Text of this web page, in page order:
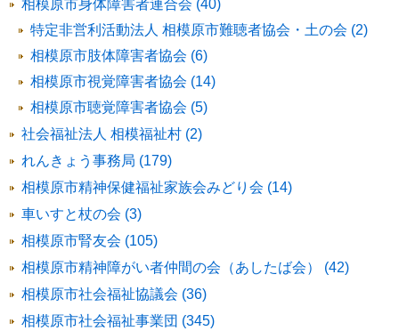
相模原市身体障害者連合会 (40)
特定非営利活動法人 相模原市難聴者協会・土の会 (2)
相模原市肢体障害者協会 (6)
相模原市視覚障害者協会 (14)
相模原市聴覚障害者協会 (5)
社会福祉法人 相模福祉村 (2)
れんきょう事務局 (179)
相模原市精神保健福祉家族会みどり会 (14)
車いすと杖の会 (3)
相模原市腎友会 (105)
相模原市精神障がい者仲間の会（あしたば会） (42)
相模原市社会福祉協議会 (36)
相模原市社会福祉事業団 (345)